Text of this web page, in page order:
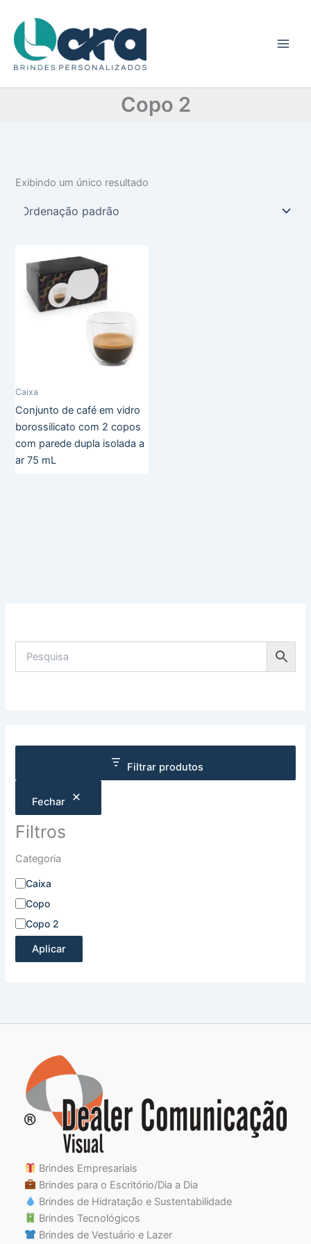
para
conteúdo
Copo 2
Filtrar produtos
Fechar
Filtros
Categoria
t
e
r
Caixa
Copo
Copo 2
Aplicar
Exibindo um único resultado
Caixa
Conjunto de café em vidro
borossilicato com 2 copos
com parede dupla isolada a
ar 75 mL
Brindes Empresariais
Brindes para o Escritório/Dia a Dia
Brindes de Hidratação e Sustentabilidade
Brindes Tecnológicos
Brindes de Vestuário e Lazer